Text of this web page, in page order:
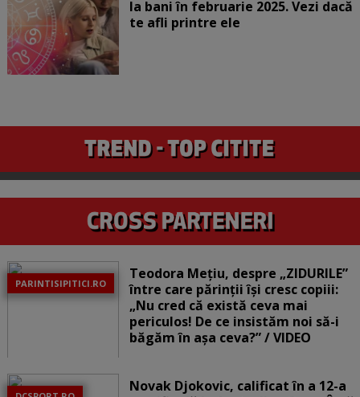
la bani în februarie 2025. Vezi dacă
te afli printre ele
PARINTISIPITICI.RO
Teodora Mețiu, despre „ZIDURILE”
între care părinții își cresc copiii:
„Nu cred că există ceva mai
periculos! De ce insistăm noi să-i
băgăm în așa ceva?” / VIDEO
Novak Djokovic, calificat în a 12-a